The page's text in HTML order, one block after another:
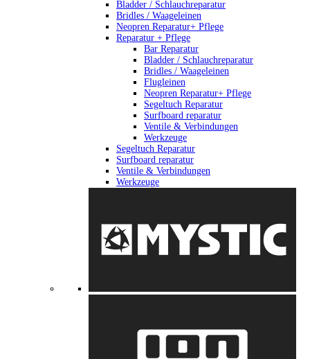
Bladder / Schlauchreparatur
Bridles / Waageleinen
Neopren Reparatur+ Pflege
Reparatur + Pflege
Bar Reparatur
Bladder / Schlauchreparatur
Bridles / Waageleinen
Flugleinen
Neopren Reparatur+ Pflege
Segeltuch Reparatur
Surfboard reparatur
Ventile & Verbindungen
Werkzeuge
Segeltuch Reparatur
Surfboard reparatur
Ventile & Verbindungen
Werkzeuge